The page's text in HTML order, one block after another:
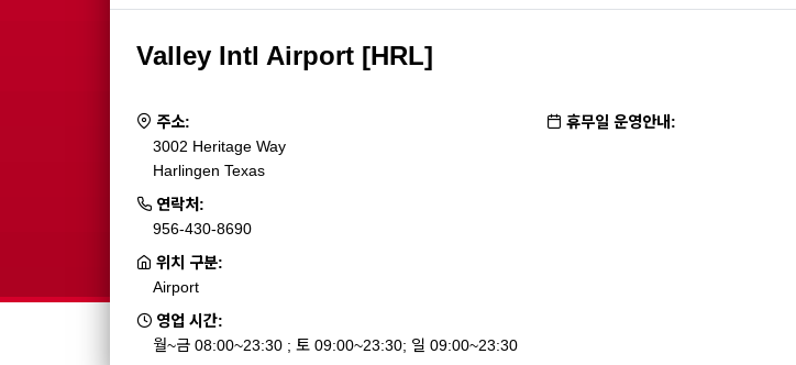
Valley Intl Airport [HRL]
주소:
3002 Heritage Way
Harlingen Texas
연락처:
956-430-8690
위치 구분:
Airport
영업 시간:
월~금 08:00~23:30 ; 토 09:00~23:30; 일 09:00~23:30
휴무일 운영안내: